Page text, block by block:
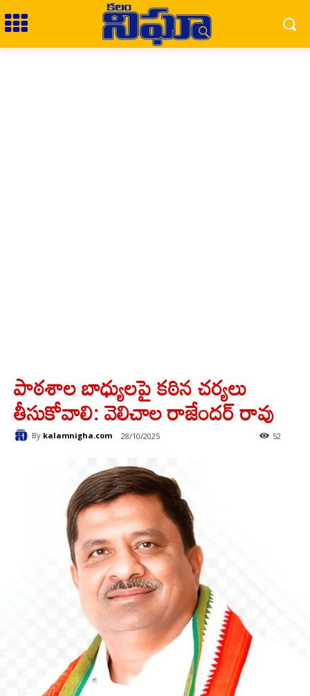
పాఠశాల బాధ్యులపై కఠిన చర్యలు
తీసుకోవాలి: వెలిచాల రాజేందర్ రావు
By kalamnigha.com 28/10/2025 52